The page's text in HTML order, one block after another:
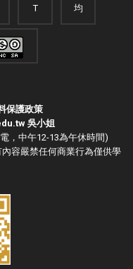
T 均
保護政策
吳小姐
，中午12-13為午休時間)
容嚴禁任何商業行為僅供學